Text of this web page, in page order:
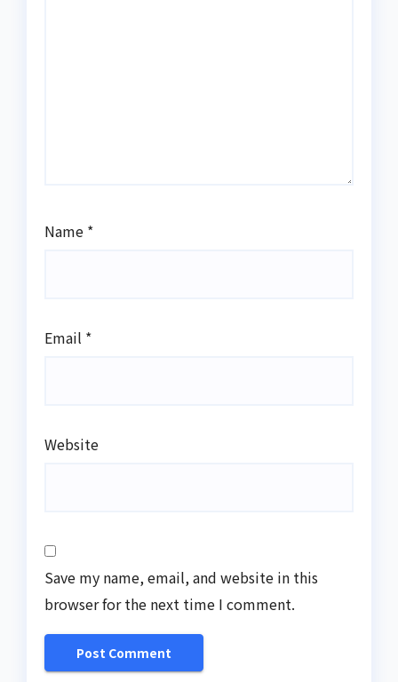
Name *
Email *
Website
Save my name, email, and website in this
browser for the next time I comment.